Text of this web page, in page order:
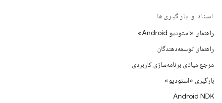
اسناد و بارگیری‌ها
راهنمای «استودیو Android»
راهنمای توسعه‌دهندگان
مرجع میانای برنامه‌سازی کاربردی
بارگیری «استودیو»
Android NDK